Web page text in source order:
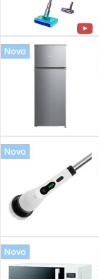
/ Zdravlje
za kosu
brijanje
tuš
Novo
Novo
Novo